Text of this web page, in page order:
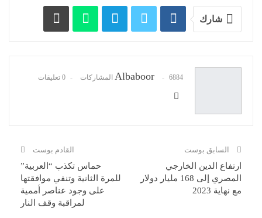
شارك
Albaboor 6884 المشاركات 0 تعليقات
السابق بوست
ارتفاع الدين الخارجي
المصري إلى 168 مليار دولار
مع نهاية 2023
القادم بوست
حماس تكذب “العربية”
للمرة الثانية وتنفي موافقتها
على وجود عناصر أممية
لمراقبة وقف النار